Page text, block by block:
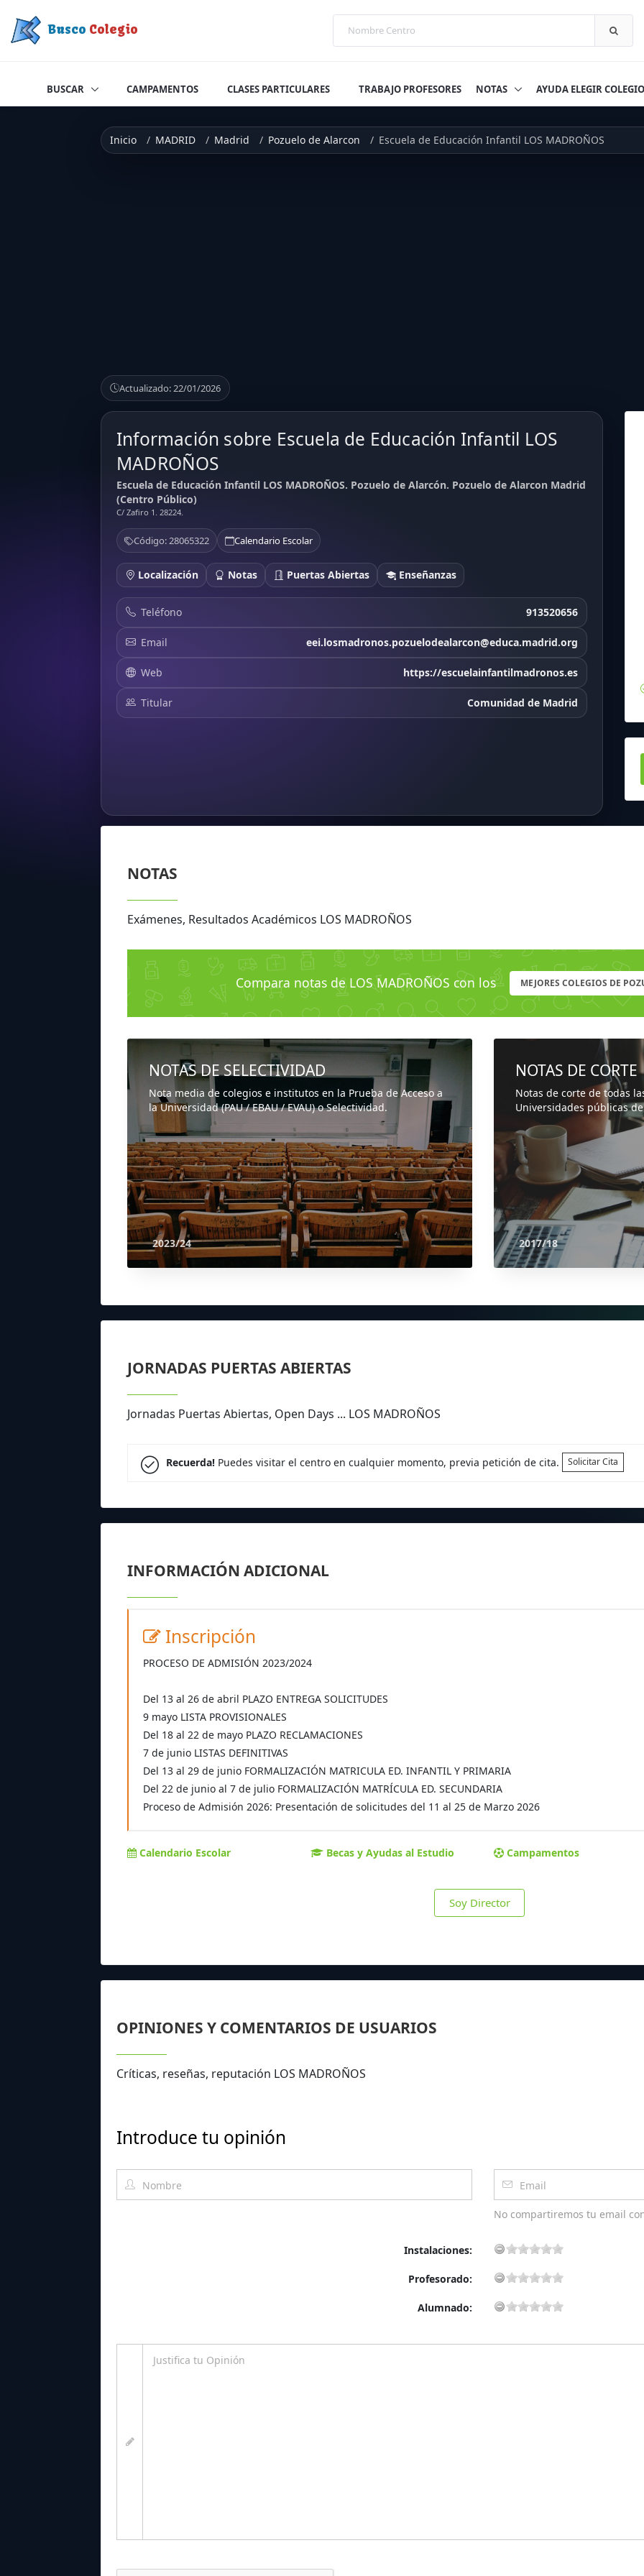
Busco Colegio
BUSCAR CAMPAMENTOS CLASES PARTICULARES TRABAJO PROFESORES NOTAS AYUDA ELEGIR
Inicio MADRID Madrid Pozuelo de Alarcon Escuela de Educación Infantil LOS MADROÑOS
Actualizado: 22/01/2026
Información sobre Escuela de Educación Infantil LOS
MADROÑOS
Escuela de Educación Infantil LOS MADROÑOS. Pozuelo de Alarcón. Pozuelo de Alarcon Madrid
(Centro Público)
C/ Zafiro 1. 28224.
Código: 28065322 Calendario Escolar
Localización Notas Puertas Abiertas Enseñanzas
Teléfono 913520656
Email eei.losmadronos.pozuelodealarcon@educa.madrid.org
Web https://escuelainfantilmadronos.es
Titular Comunidad de Madrid
NOTAS
Exámenes, Resultados Académicos LOS MADROÑOS
Compara notas de LOS MADROÑOS con los MEJORES COLEGIOS DE
NOTAS DE SELECTIVIDAD
Nota media de colegios e institutos en la Prueba de Acceso a
la Universidad (PAU / EBAU / EVAU) o Selectividad.
2023/24
NOTAS DE CORTE
Notas de corte de todas
Universidades públicas
2017/18
JORNADAS PUERTAS ABIERTAS
Jornadas Puertas Abiertas, Open Days ... LOS MADROÑOS
Recuerda!Puedes visitar el centro en cualquier momento, previa petición de cita. Solicitar Cita
INFORMACIÓN ADICIONAL
Inscripción
PROCESO DE ADMISIÓN 2023/2024
Del 13 al 26 de abril PLAZO ENTREGA SOLICITUDES
9 mayo LISTA PROVISIONALES
Del 18 al 22 de mayo PLAZO RECLAMACIONES
7 de junio LISTAS DEFINITIVAS
Del 13 al 29 de junio FORMALIZACIÓN MATRICULA ED. INFANTIL Y PRIMARIA
Del 22 de junio al 7 de julio FORMALIZACIÓN MATRÍCULA ED. SECUNDARIA
Proceso de Admisión 2026: Presentación de solicitudes del 11 al 25 de Marzo 2026
Calendario Escolar Becas y Ayudas al Estudio Campamentos
Soy Director
OPINIONES Y COMENTARIOS DE USUARIOS
Críticas, reseñas, reputación LOS MADROÑOS
Introduce tu opinión
No compartiremos tu email
Instalaciones:
Profesorado:
Alumnado: